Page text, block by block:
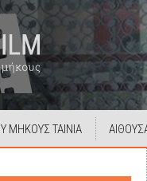
ΜΗΚΟΥΣ ΤΑΙΝΙΑ